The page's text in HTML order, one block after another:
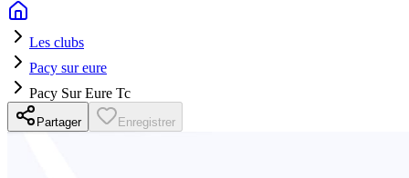
Les clubs
Pacy sur eure
Pacy Sur Eure Tc
Partager Enregistrer